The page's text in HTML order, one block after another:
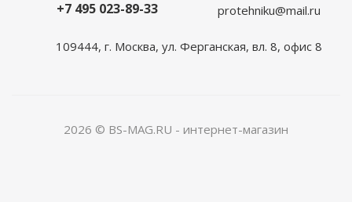
+7 495 023-89-33
protehniku@mail.ru
109444, г. Москва, ул. Ферганская, вл. 8, офис 8
2026 © BS-MAG.RU - интернет-магазин